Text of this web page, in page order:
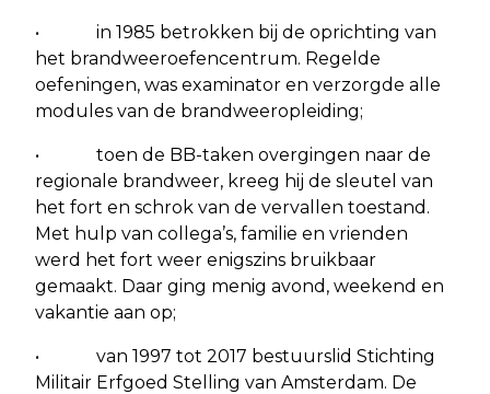
• in 1985 betrokken bij de oprichting van
het brandweeroefencentrum. Regelde
oefeningen, was examinator en verzorgde alle
modules van de brandweeropleiding;
• toen de BB-taken overgingen naar de
regionale brandweer, kreeg hij de sleutel van
het fort en schrok van de vervallen toestand.
Met hulp van collega’s, familie en vrienden
werd het fort weer enigszins bruikbaar
gemaakt. Daar ging menig avond, weekend en
vakantie aan op;
• van 1997 tot 2017 bestuurslid Stichting
Militair Erfgoed Stelling van Amsterdam. De